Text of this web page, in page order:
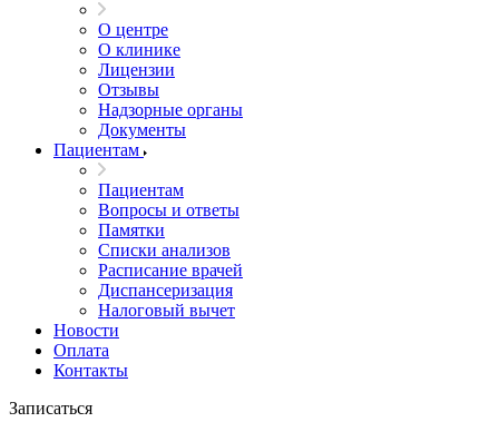
О центре
О клинике
Лицензии
Отзывы
Надзорные органы
Документы
Пациентам
Пациентам
Вопросы и ответы
Памятки
Списки анализов
Расписание врачей
Диспансеризация
Налоговый вычет
Новости
Оплата
Контакты
Записаться